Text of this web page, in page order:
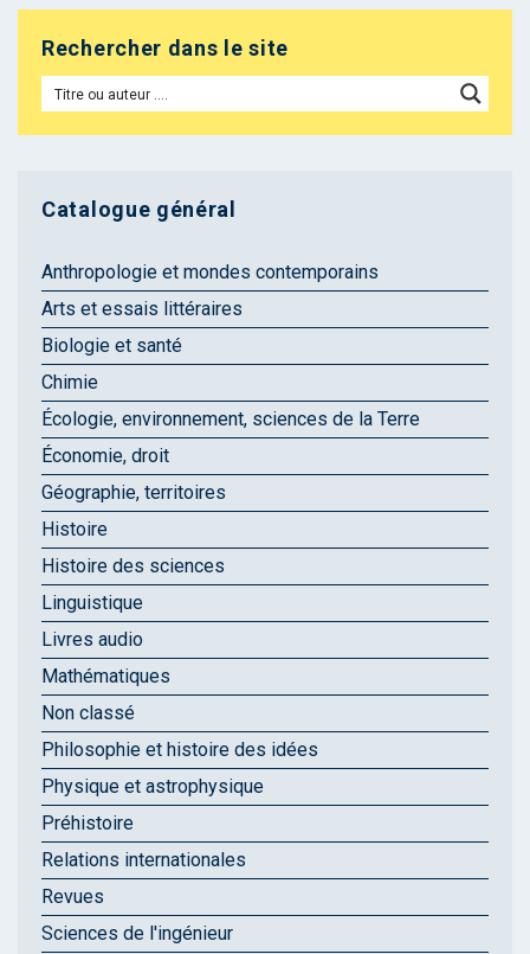
Rechercher dans le site
Catalogue général
Anthropologie et mondes contemporains
Arts et essais littéraires
Biologie et santé
Chimie
Écologie, environnement, sciences de la Terre
Économie, droit
Géographie, territoires
Histoire
Histoire des sciences
Linguistique
Livres audio
Mathématiques
Non classé
Philosophie et histoire des idées
Physique et astrophysique
Préhistoire
Relations internationales
Revues
Sciences de l'ingénieur